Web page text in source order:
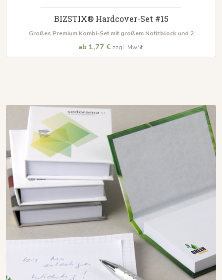
BIZSTIX® Hardcover-Set #15
Großes Premium Kombi-Set mit großem Notizblock und 2
ab 1,77 € zzgl. MwSt.